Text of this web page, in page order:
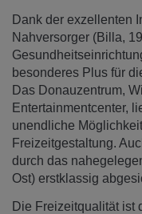
Dank der exzellenten
Nahversorger (Billa,
besonderes Plus für
Das Donauzentrum,
Entertainmentcenter,
unendliche
Freizeitgestaltung.
durch das
Ost) erstklassig
Die Freizeitqualität ist